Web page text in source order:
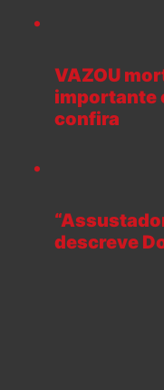
VAZOU
importante
confira
descreve